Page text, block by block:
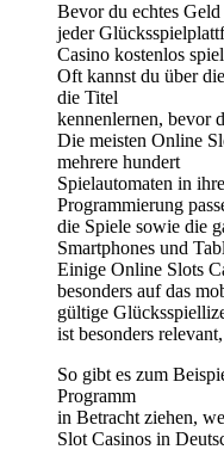
Bevor du echtes
jeder
Casino kostenlos
Oft kannst du über
die Titel
kennenlernen, bevor
Die meisten Online
mehrere hundert
Spielautomaten in
Programmierung
die Spiele sowie die
Smartphones und
Einige Online Slots
besonders auf das
gültige
ist besonders
So gibt es zum
Programm
in Betracht ziehen,
Slot Casinos in